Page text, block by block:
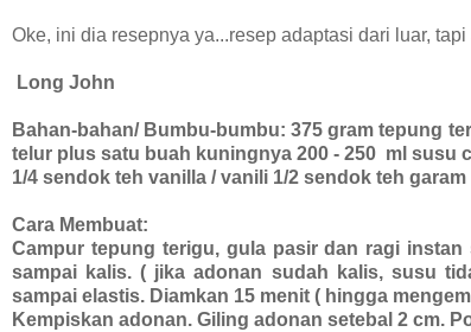
Oke, ini dia resepnya ya...resep adaptasi dari luar,
Long John
Bahan-bahan/ Bumbu-bumbu: 375 gram tepung
telur plus satu buah kuningnya 200 - 250 ml susu
1/4 sendok teh vanilla / vanili 1/2 sendok teh garam
Cara Membuat:
Campur tepung terigu, gula pasir dan ragi
sampai kalis. ( jika adonan sudah kalis, susu
sampai elastis. Diamkan 15 menit ( hingga
Kempiskan adonan. Giling adonan setebal 2 cm.